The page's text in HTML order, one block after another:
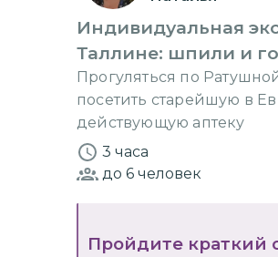
Индивидуальная
Таллине: шпили и
Прогуляться по
посетить старейшую в
действующую аптеку
3 часа
до 6 человек
Пройдите краткий